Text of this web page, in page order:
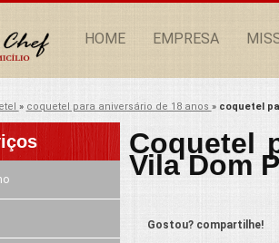
HOME EMPRESA
» coquetel para aniversário de 18 anos » coquetel
Coquetel
Vila Dom
Gostou? compartilhe!